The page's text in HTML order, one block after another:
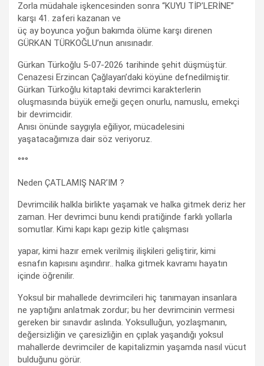
Zorla müdahale işkencesinden sonra “KUYU TİP’LERİNE”
karşı 41. zaferi kazanan ve
üç ay boyunca yoğun bakımda ölüme karşı direnen
GÜRKAN TÜRKOĞLU’nun anısınadır.
Gürkan Türkoğlu 5-07-2026 tarihinde şehit düşmüştür.
Cenazesi Erzincan Çağlayan’daki köyüne defnedilmiştir.
Gürkan Türkoğlu kitaptaki devrimci karakterlerin
oluşmasında büyük emeği geçen onurlu, namuslu, emekçi
bir devrimcidir.
Anısı önünde saygıyla eğiliyor, mücadelesini
yaşatacağımıza dair söz veriyoruz.
°°°
Neden ÇATLAMIŞ NAR’IM ?
Devrimcilik halkla birlikte yaşamak ve halka gitmek deriz her
zaman. Her devrimci bunu kendi pratiğinde farklı yollarla
somutlar. Kimi kapı kapı gezip kitle çalışması
yapar, kimi hazır emek verilmiş ilişkileri geliştirir, kimi
esnafın kapısını aşındırır.. halka gitmek kavramı hayatın
içinde öğrenilir.
Yoksul bir mahallede devrimcileri hiç tanımayan insanlara
ne yaptığını anlatmak zordur; bu her devrimcinin vermesi
gereken bir sınavdır aslında. Yoksulluğun, yozlaşmanın,
değersizliğin ve çaresizliğin en çıplak yaşandığı yoksul
mahallerde devrimciler de kapitalizmin yaşamda nasıl vücut
bulduğunu görür.